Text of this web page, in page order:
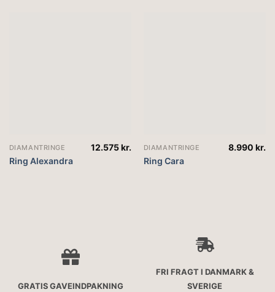
DIAMANTRINGE
Ring Alexandra
12.575kr. DIAMANTRINGE
Ring Cara
8.990kr.
GRATIS GAVEINDPAKNING
FRI FRAGT I DANMARK &
SVERIGE